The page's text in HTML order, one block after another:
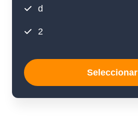
d
2
Seleccionar